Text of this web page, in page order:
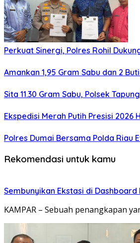
Perkuat Sinergi, Polres Rohil
Amankan 1,95 Gram Sabu dan 2
Sita 11.30 Gram Sabu, Polsek
Ekspedisi Merah Putih Presisi
Polres Dumai Bersama Polda Riau
Rekomendasi untuk kamu
Sembunyikan Ekstasi di
KAMPAR – Sebuah penangkapan